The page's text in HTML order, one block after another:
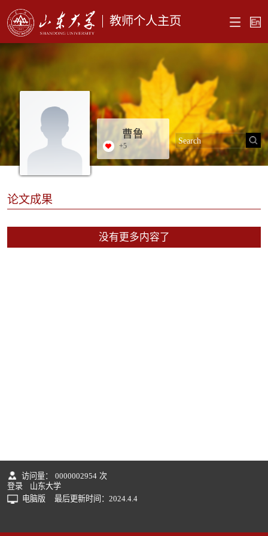
教师个人主页
曹鲁
+5
论文成果
没有更多内容了
访问量： 0000002954 次
登录
山东大学
电脑版
最后更新时间： 2024.4.4